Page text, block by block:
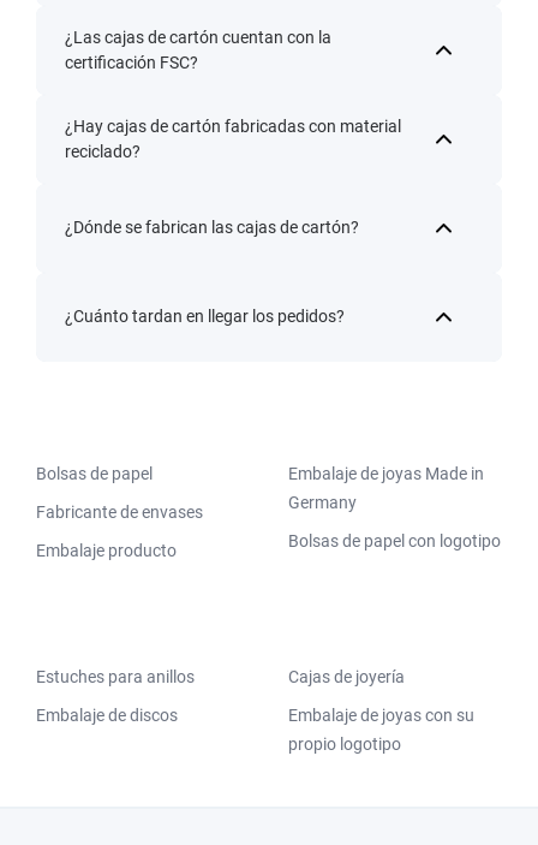
¿Las cajas de cartón cuentan con la
certificación FSC?
¿Hay cajas de cartón fabricadas con material
reciclado?
¿Dónde se fabrican las cajas de cartón?
¿Cuánto tardan en llegar los pedidos?
Bolsas de papel
Fabricante de envases
Embalaje producto
Embalaje de joyas Made in
Germany
Bolsas de papel con logotipo
Estuches para anillos
Embalaje de discos
Cajas de joyería
Embalaje de joyas con su
propio logotipo